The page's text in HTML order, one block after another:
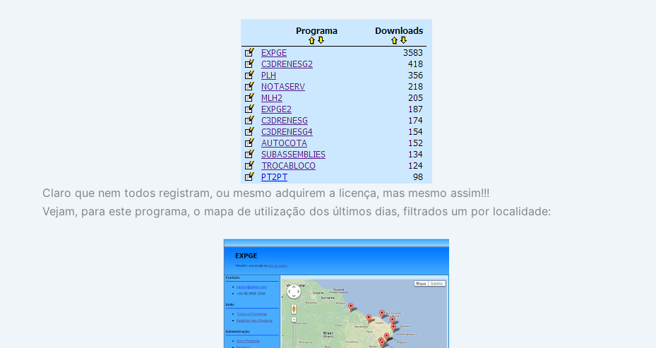
Claro que nem todos registram, ou mesmo adquirem a licença, mas mesmo assim!!!
Vejam, para este programa, o mapa de utilização dos últimos dias, filtrados um por localidade: